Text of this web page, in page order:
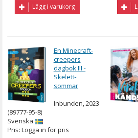
Lägg i varukorg
En Minecraft-
creepers
dagbok III -
Skelett-
sommar
Inbunden, 2023
(89777-95-8)
Svenska
Pris: Logga in för pris